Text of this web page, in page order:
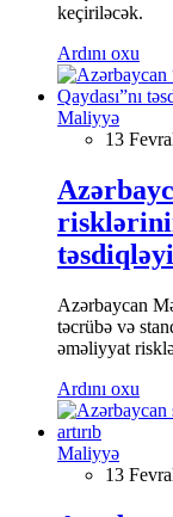
keçiriləcək.
Ardını oxu
Maliyyə
13
Azərbaycan
təcrübə və
əməliyyat
Ardını oxu
Maliyyə
13